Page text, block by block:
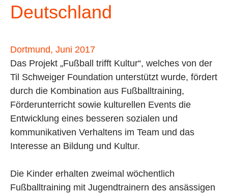
Deutschland
Dortmund, Juni 2017
Das Projekt „Fußball trifft Kultur“, welches von der
Til Schweiger Foundation unterstützt wurde, fördert
durch die Kombination aus Fußballtraining,
Förderunterricht sowie kulturellen Events die
Entwicklung eines besseren sozialen und
kommunikativen Verhaltens im Team und das
Interesse an Bildung und Kultur.
Die Kinder erhalten zweimal wöchentlich
Fußballtraining mit Jugendtrainern des ansässigen